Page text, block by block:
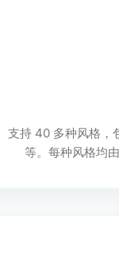
支持 40 多种风格，
等。每种风格均